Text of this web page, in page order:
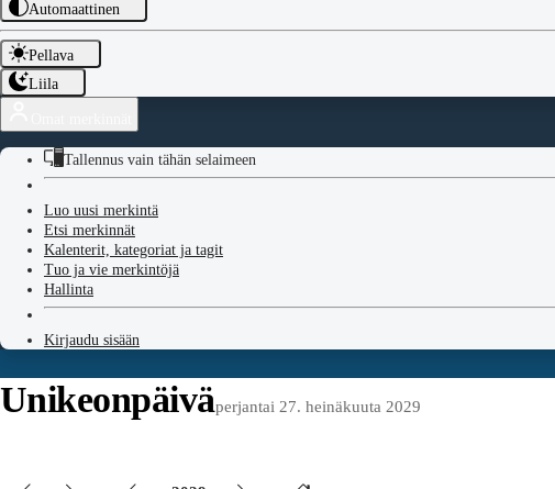
Automaattinen
Pellava
Liila
Tallennus vain tähän selaimeen
Luo uusi merkintä
Etsi merkinnät
Kalenterit, kategoriat ja tagit
Tuo ja vie merkintöjä
Hallinta
Kirjaudu sisään
Unikeonpäiväperjantai 27. heinäkuuta 2029